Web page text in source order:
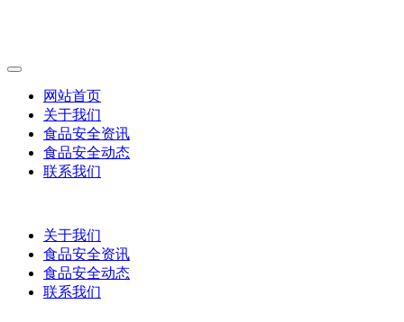
网站首页
关于我们
食品安全资讯
食品安全动态
联系我们
关于我们
食品安全资讯
食品安全动态
联系我们